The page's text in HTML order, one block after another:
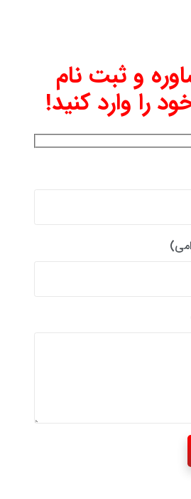
و ثبت نام
را وارد کنید!